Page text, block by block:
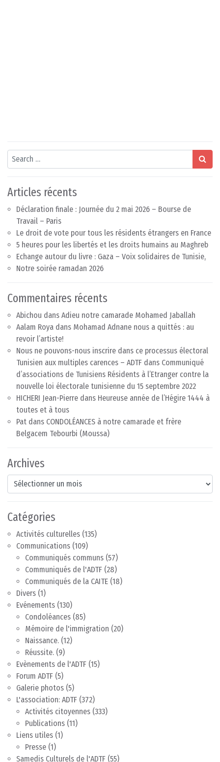
Search
Articles récents
Déclaration finale : Journée du 2 mai 2026 – Bourse de
Travail – Paris
Le droit de vote pour tous les résidents étrangers en France
5 heures pour les libertés et les droits humains au Maghreb
Echange autour du livre : Gaza – Voix solidaires de Tunisie,
Notre soirée ramadan 2026
Commentaires récents
Abichou dans Adieu notre camarade Mohamed Jaballah
Aalam Roya dans Mohamad Adnane nous a quittés : au
revoir l’artiste!
Nous ne pouvons-nous inscrire dans ce processus électoral
Tunisien aux multiples carences – ADTF dans Communiqué
d’associations de Tunisiens Résidents à l’Etranger contre la
nouvelle loi électorale tunisienne du 15 septembre 2022
HICHERI Jean-Pierre dans Heureuse année de l’Hégire 1444 à
toutes et à tous
Pat dans CONDOLÉANCES à notre camarade et frère
Belgacem Tebourbi (Moussa)
Archives
Archives
Catégories
Activités culturelles (135)
Communications (109)
Communiqués communs (57)
Communiqués de l'ADTF (28)
Communiqués de la CAITE (18)
Divers (1)
Evénements (130)
Condoléances (85)
Mémoire de l'immigration (20)
Naissance. (12)
Réussite. (9)
Evènements de l'ADTF (15)
Forum ADTF (5)
Galerie photos (5)
L'association: ADTF (372)
Activités citoyennes (333)
Publications (11)
Liens utiles (1)
Presse (1)
Samedis Culturels de l'ADTF (55)